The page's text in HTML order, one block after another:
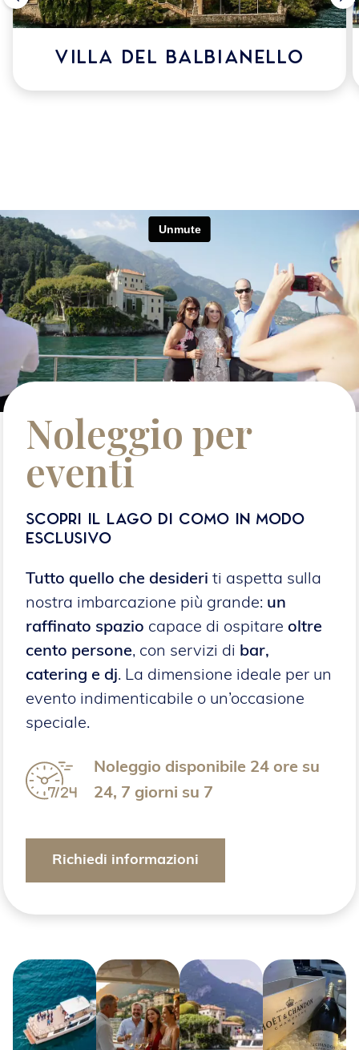
Villa del Balbianello
Noleggio per
eventi
Scopri il Lago di Como in modo
esclusivo
Tutto quello che desideri ti aspetta sulla
nostra imbarcazione più grande: un
raffinato spazio capace di ospitare oltre
cento persone, con servizi di bar,
catering e dj. La dimensione ideale per un
evento indimenticabile o un’occasione
speciale.
Noleggio disponibile 24 ore su
24, 7 giorni su 7
Richiedi informazioni